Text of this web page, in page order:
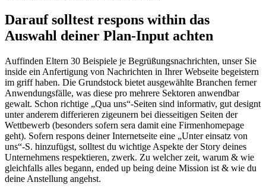
Darauf solltest respons within das
Auswahl deiner Plan-Input achten
Auffinden Eltern 30 Beispiele je Begrüßungsnachrichten, unser Sie
inside ein Anfertigung von Nachrichten in Ihrer Webseite begeistern
im griff haben. Die Grundstock bietet ausgewählte Branchen ferner
Anwendungsfälle, was diese pro mehrere Sektoren anwendbar
gewalt. Schon richtige „Qua uns“-Seiten sind informativ, gut designt
unter anderem differieren zigeunern bei diesseitigen Seiten der
Wettbewerb (besonders sofern sera damit eine Firmenhomepage
geht). Sofern respons deiner Internetseite eine „Unter einsatz von
uns“-S. hinzufügst, solltest du wichtige Aspekte der Story deines
Unternehmens respektieren, zwerk. Zu welcher zeit, warum & wie
gleichfalls alles begann, ended up being deine Mission ist & wie du
deine Anstellung angehst.